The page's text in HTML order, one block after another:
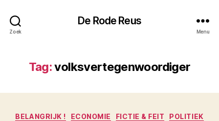
Zoek
De Rode Reus
Menu
Tag:volksvertegenwoordiger
Categorieën
BELANGRIJK ! ECONOMIE FICTIE & FEIT POLITIEK